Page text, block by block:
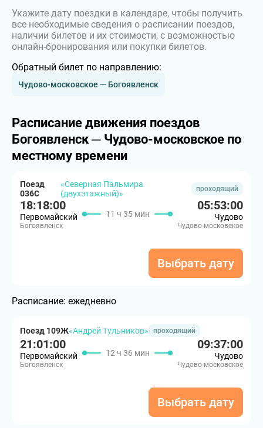
Укажите дату поездки в календаре, чтобы получить
все необходимые сведения о расписании поездов,
наличии билетов и их стоимости, с возможностью
онлайн-бронирования или покупки билетов.
Обратный билет по направлению:
Чудово-московское — Богоявленск
Расписание движения поездов
Богоявленск ─ Чудово-московское по
местному времени
Поезд
036С
«Северная Пальмира
(двухэтажный)»
проходящий
18:18:00
Первомайский
Богоявленск
11 ч 35 мин
05:53:00
Чудово
Чудово-московское
Выбрать дату
Расписание: ежедневно
Поезд 109Ж«Андрей Тульников» проходящий
21:01:00
Первомайский
Богоявленск
12 ч 36 мин
09:37:00
Чудово
Чудово-московское
Выбрать дату